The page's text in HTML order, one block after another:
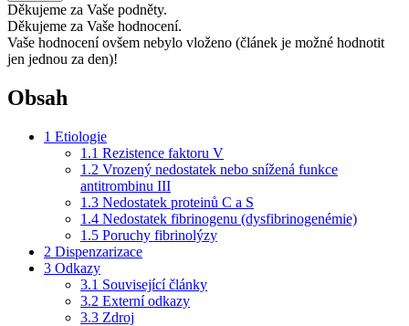
Děkujeme za Vaše podněty.
Děkujeme za Vaše hodnocení.
Vaše hodnocení ovšem nebylo vloženo (článek je možné hodnotit
jen jednou za den)!
Obsah
1 Etiologie
1.1 Rezistence faktoru V
1.2 Vrozený nedostatek nebo snížená funkce
antitrombinu III
1.3 Nedostatek proteinů C a S
1.4 Nedostatek fibrinogenu (dysfibrinogenémie)
1.5 Poruchy fibrinolýzy
2 Dispenzarizace
3 Odkazy
3.1 Související články
3.2 Externí odkazy
3.3 Zdroj